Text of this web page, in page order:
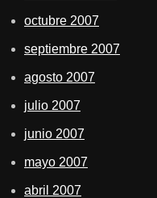
octubre 2007
septiembre 2007
agosto 2007
julio 2007
junio 2007
mayo 2007
abril 2007